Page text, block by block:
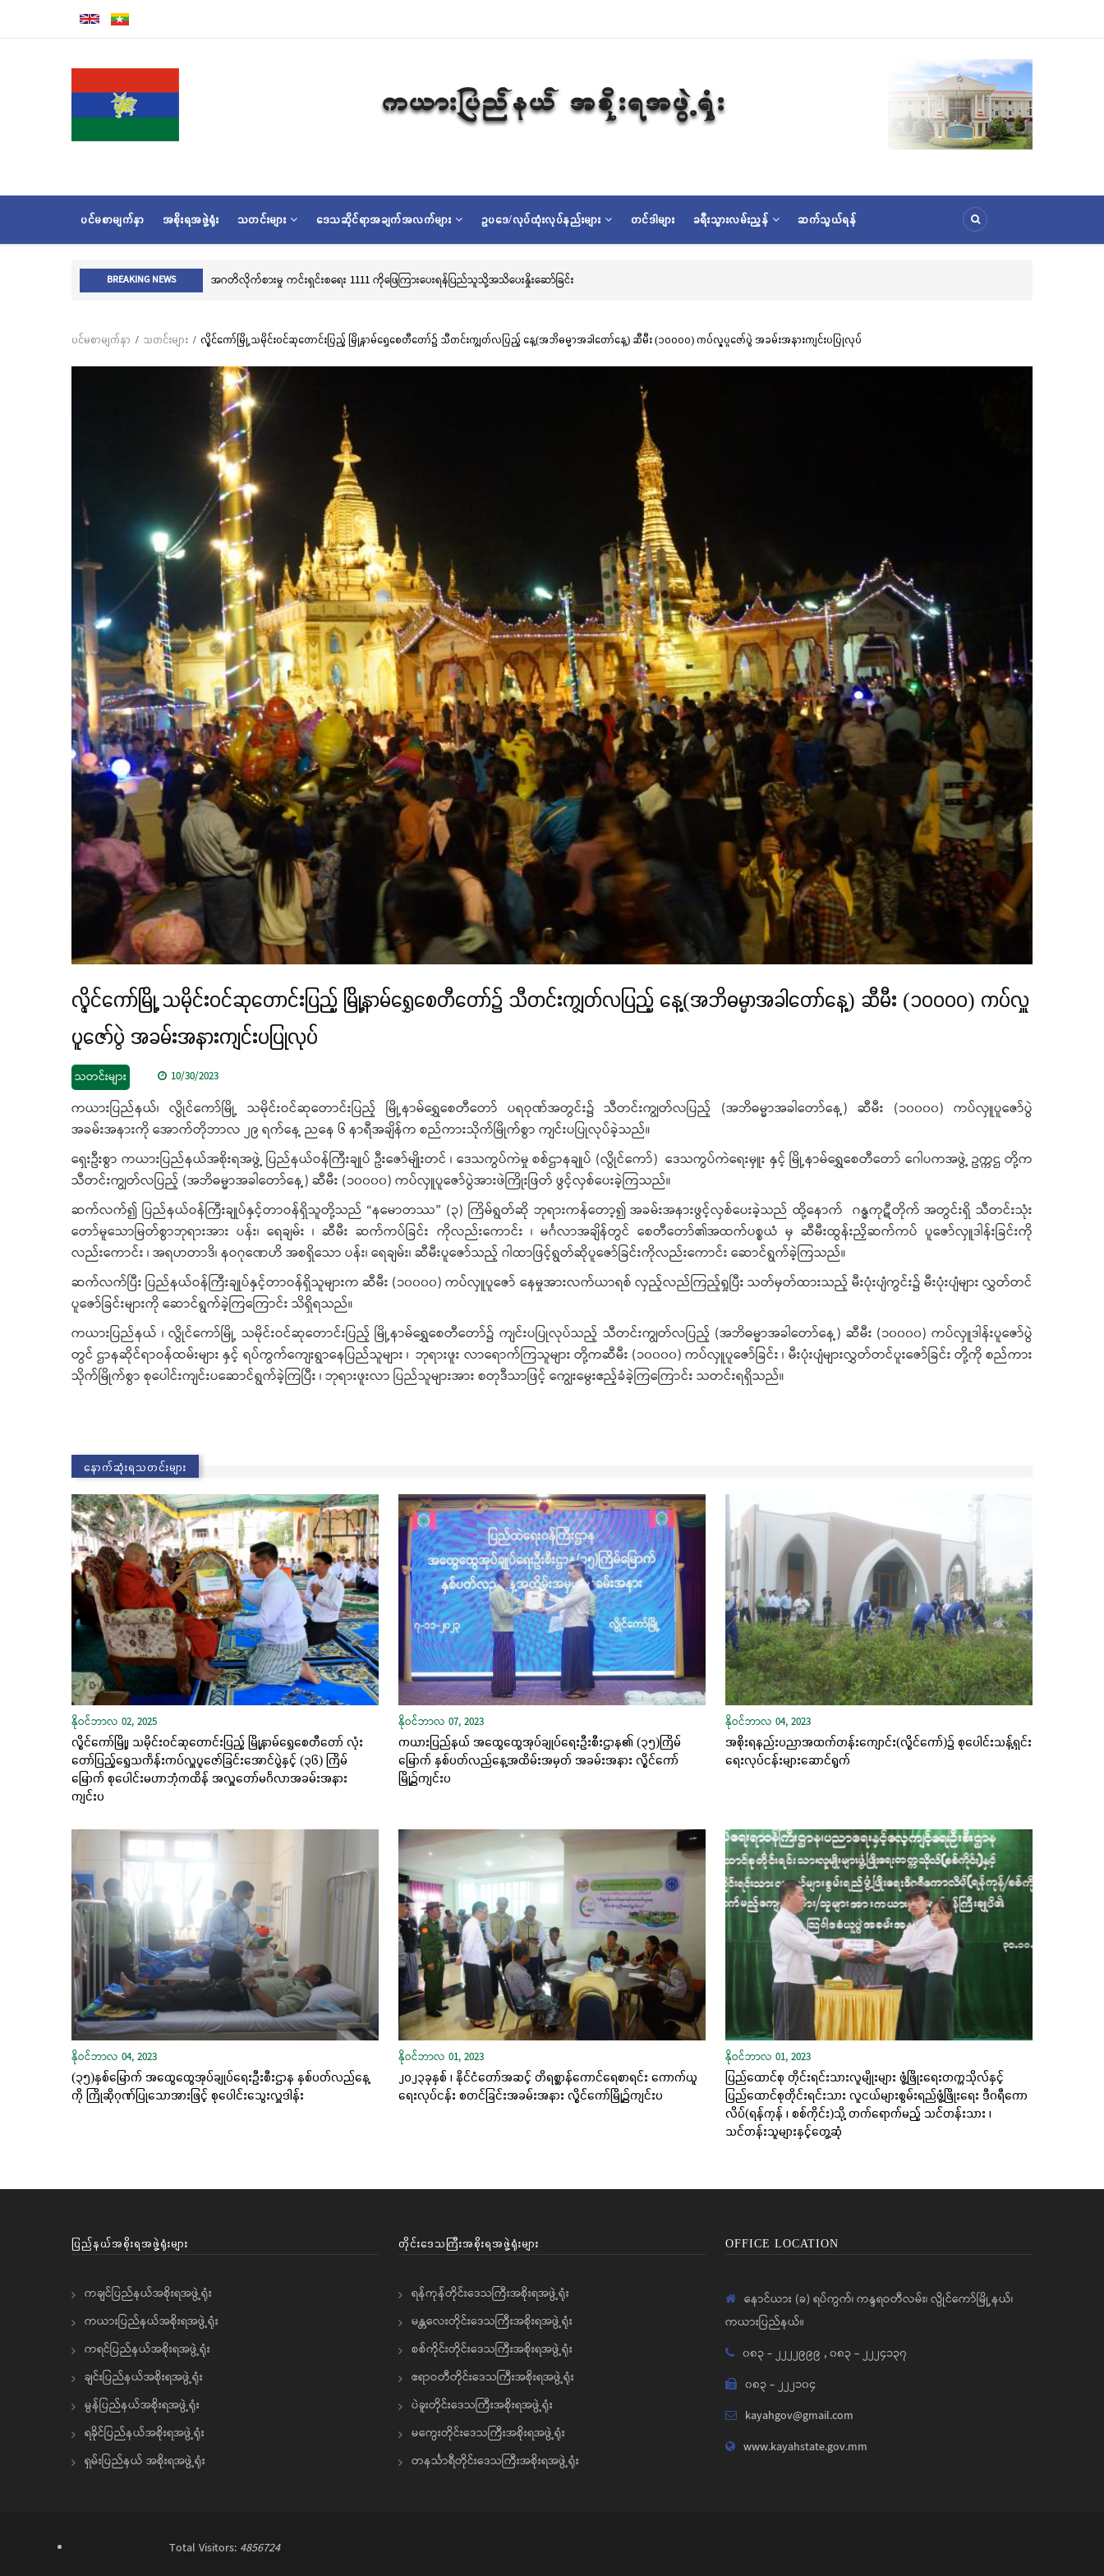
MAIN
NAVIGATION
ပင်မစာမျက်နှာ အစိုးရအဖွဲ့ရုံး သတင်းများ ဒေသဆိုင်ရာအချက်အလက်များ ဥပဒေ/လုပ်ထုံးလုပ်နည်းများ တင်ဒါများ ခရီးသွားလမ်းညွှန် ဆက်သွယ်ရန်
BREAKING NEWS လွိုင်ကော်မြို့၊ သမိုင်းဝင်ဆုတောင်းပြည့် မြို့နာမ်ရွှေစေတီတော် လုံးတော်ပြည့်ရွှေသင်္ကန်းကပ်လှူပူဇော်ခြင်းအောင်ပွဲနှင့် (၃၆) ကြိမ်မြောက် စုပေါင်းမဟာဘုံကထိန် အလှူတော်မင်္ဂလာအခမ်းအန
Breadcrumb
ပင်မစာမျက်နှာ / သတင်းများ / လွိုင်ကော်မြို့ သမိုင်းဝင်ဆုတောင်းပြည့် မြို့နာမ်ရွှေစေတီတော်၌ သီတင်းကျွတ်လပြည့် နေ့(အဘိဓမ္မာအခါတော်နေ့) ဆီမီး (၁၀၀၀၀) ကပ်လှူပူဇော်ပွဲ အခမ်းအနားကျင်းပပြုလုပ်
လွိုင်ကော်မြို့ သမိုင်းဝင်ဆုတောင်းပြည့် မြို့နာမ်ရွှေစေတီတော်၌ သီတင်းကျွတ်လပြည့် နေ့(အဘိဓမ္မာအခါတော်နေ့) ဆီမီး (၁၀၀၀၀) ကပ်လှူ
ပူဇော်ပွဲ အခမ်းအနားကျင်းပပြုလုပ်
သတင်းများ 10/30/2023
ကယားပြည်နယ်၊ လွိုင်ကော်မြို့ သမိုင်းဝင်ဆုတောင်းပြည့် မြို့နာမ်ရွှေစေတီတော် ပရဝုဏ်အတွင်း၌ သီတင်းကျွတ်လပြည့် (အဘိဓမ္မာအခါတော်နေ့) ဆီမီး (၁၀၀၀၀) ကပ်လှူပူဇော်ပွဲ
အခမ်းအနားကို အောက်တိုဘာလ ၂၉ ရက်နေ့ ညနေ ၆ နာရီအချိန်က စည်ကားသိုက်မြိုက်စွာ ကျင်းပပြုလုပ်ခဲ့သည်။
ရှေးဦးစွာ ကယားပြည်နယ်အစိုးရအဖွဲ့ ပြည်နယ်ဝန်ကြီးချုပ် ဦးဇော်မျိုးတင် ၊ ဒေသကွပ်ကဲမှု စစ်ဌာနချုပ် (လွိုင်ကော်) ဒေသကွပ်ကဲရေးမှူး နှင့် မြို့နာမ်ရွှေစေတီတော် ဂေါပကအဖွဲ့ ဥက္ကဌ တို့က
သီတင်းကျွတ်လပြည့် (အဘိဓမ္မာအခါတော်နေ့) ဆီမီး (၁၀၀၀၀) ကပ်လှူပူဇော်ပွဲအားဖဲကြိုးဖြတ် ဖွင့်လှစ်ပေးခဲ့ကြသည်။
ဆက်လက်၍ ပြည်နယ်ဝန်ကြီးချုပ်နှင့်တာဝန်ရှိသူတို့သည် “နမောတဿ” (၃) ကြိမ်ရွတ်ဆို ဘုရားကန်တော့၍ အခမ်းအနားဖွင့်လှစ်ပေးခဲ့သည် ထို့နောက် ဂန္ဓကုဋီတိုက် အတွင်းရှိ သီတင်းသုံး
တော်မူသောမြတ်စွာဘုရားအား ပန်း၊ ရေချမ်း ၊ ဆီမီး ဆက်ကပ်ခြင်း ကိုလည်းကောင်း ၊ မင်္ဂလာအချိန်တွင် စေတီတော်၏အထက်ပစ္စယံ မှ ဆီမီးထွန်းညှိဆက်ကပ် ပူဇော်လှူဒါန်းခြင်းကို
လည်းကောင်း ၊ အရဟတာဒိ၊ နဝဂုဏေဟိ အစရှိသော ပန်း၊ ရေချမ်း၊ ဆီမီးပူဇော်သည့် ဂါထာဖြင့်ရွတ်ဆိုပူဇော်ခြင်းကိုလည်းကောင်း ဆောင်ရွက်ခဲ့ကြသည်။
ဆက်လက်ပြီး ပြည်နယ်ဝန်ကြီးချုပ်နှင့်တာဝန်ရှိသူများက ဆီမီး (၁၀၀၀၀) ကပ်လှူပူဇော် နေမှုအားလက်ယာရစ် လှည့်လည်ကြည့်ရှုပြီး သတ်မှတ်ထားသည့် မီးပုံးပျံကွင်း၌ မီးပုံးပျံများ လွှတ်တင်
ပူဇော်ခြင်းများကို ဆောင်ရွက်ခဲ့ကြကြောင်း သိရှိရသည်။
ကယားပြည်နယ် ၊ လွိုင်ကော်မြို့ သမိုင်းဝင်ဆုတောင်းပြည့် မြို့နာမ်ရွှေစေတီတော်၌ ကျင်းပပြုလုပ်သည့် သီတင်းကျွတ်လပြည့် (အဘိဓမ္မာအခါတော်နေ့) ဆီမီး (၁၀၀၀၀) ကပ်လှူဒါန်းပူဇော်ပွဲ
တွင် ဌာနဆိုင်ရာဝန်ထမ်းများ နှင့် ရပ်ကွက်ကျေးရွာနေပြည်သူများ ၊ ဘုရားဖူး လာရောက်ကြသူများ တို့ကဆီမီး (၁၀၀၀၀) ကပ်လှူပူဇော်ခြင်း ၊ မီးပုံးပျံများလွှတ်တင်ပူးဇော်ခြင်း တို့ကို စည်ကား
သိုက်မြိုက်စွာ စုပေါင်းကျင်းပဆောင်ရွက်ခဲ့ကြပြီး ၊ ဘုရားဖူးလာ ပြည်သူများအား စတုဒီသာဖြင့် ကျွေးမွေးဧည့်ခံခဲ့ကြကြောင်း သတင်းရရှိသည်။
နောက်ဆုံးရသတင်းများ
နိုဝင်ဘာလ 02, 2025
လွိုင်ကော်မြို့၊ သမိုင်းဝင်ဆုတောင်းပြည့် မြို့နာမ်ရွှေစေတီတော် လုံး
တော်ပြည့်ရွှေသင်္ကန်းကပ်လှူပူဇော်ခြင်းအောင်ပွဲနှင့် (၃၆) ကြိမ်
မြောက် စုပေါင်းမဟာဘုံကထိန် အလှူတော်မင်္ဂလာအခမ်းအနား
ကျင်းပ
နိုဝင်ဘာလ 07, 2023
ကယားပြည်နယ် အထွေထွေအုပ်ချုပ်ရေးဦးစီးဌာန၏ (၃၅)ကြိမ်
မြောက် နှစ်ပတ်လည်နေ့အထိမ်းအမှတ် အခမ်းအနား လွိုင်ကော်
မြို့၌ကျင်းပ
နိုဝင်ဘာလ 04, 2023
အစိုးရနည်းပညာအထက်တန်းကျောင်း(လွိုင်ကော်)၌ စုပေါင်းသန့်ရှင်း
ရေးလုပ်ငန်းများဆောင်ရွက်
နိုဝင်ဘာလ 04, 2023
(၃၅)နှစ်မြောက် အထွေထွေအုပ်ချုပ်ရေးဦးစီးဌာန နှစ်ပတ်လည်နေ့
ကို ကြိုဆိုဂုဏ်ပြုသောအားဖြင့် စုပေါင်းသွေးလှူဒါန်း
နိုဝင်ဘာလ 01, 2023
၂၀၂၃ခုနှစ် ၊ နိုင်ငံတော်အဆင့် တိရစ္ဆာန်ကောင်ရေစာရင်း ကောက်ယူ
ရေးလုပ်ငန်း စတင်ခြင်းအခမ်းအနား လွိုင်ကော်မြို့၌ကျင်းပ
နိုဝင်ဘာလ 01, 2023
ပြည်ထောင်စု တိုင်းရင်းသားလူမျိုးများ ဖွံ့ဖြိုးရေးတက္ကသိုလ်နှင့်
ပြည်ထောင်စုတိုင်းရင်းသား လူငယ်များစွမ်းရည်ဖွံ့ဖြိုးရေး ဒီဂရီကော
လိပ်(ရန်ကုန် ၊ စစ်ကိုင်း)သို့ တက်ရောက်မည့် သင်တန်းသား ၊
သင်တန်းသူများနှင့်တွေ့ဆုံ
ပြည်နယ်အစိုးရအဖွဲ့ရုံးများ
ကချင်ပြည်နယ်အစိုးရအဖွဲ့ရုံး
ကယားပြည်နယ်အစိုးရအဖွဲ့ရုံး
ကရင်ပြည်နယ်အစိုးရအဖွဲ့ရုံး
ချင်းပြည်နယ်အစိုးရအဖွဲ့ရုံး
မွန်ပြည်နယ်အစိုးရအဖွဲ့ရုံး
ရခိုင်ပြည်နယ်အစိုးရအဖွဲ့ရုံး
ရှမ်းပြည်နယ် အစိုးရအဖွဲ့ရုံး
တိုင်းဒေသကြီးအစိုးရအဖွဲ့ရုံးများ
ရန်ကုန်တိုင်းဒေသကြီးအစိုးရအဖွဲ့ရုံး
မန္တလေးတိုင်းဒေသကြီးအစိုးရအဖွဲ့ရုံး
စစ်ကိုင်းတိုင်းဒေသကြီးအစိုးရအဖွဲ့ရုံး
ဧရာဝတီတိုင်းဒေသကြီးအစိုးရအဖွဲ့ရုံး
ပဲခူးတိုင်းဒေသကြီးအစိုးရအဖွဲ့ရုံး
မကွေးတိုင်းဒေသကြီးအစိုးရအဖွဲ့ရုံး
တနင်္သာရီတိုင်းဒေသကြီးအစိုးရအဖွဲ့ရုံး
OFFICE LOCATION
နောင်ယား (ခ) ရပ်ကွက်၊ ကန္ဒရဝတီလမ်း၊ လွိုင်ကော်မြို့နယ်၊
ကယားပြည်နယ်။
၀၈၃ - ၂၂၂၂၉၉၉ ,၀၈၃ - ၂၂၂၄၁၃၇
၀၈၃ - ၂၂၂၁၀၄
kayahgov@gmail.com
www.kayahstate.gov.mm
Total Visitors: 4856724